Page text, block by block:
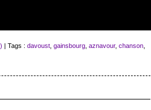
| Tags : davoust, gainsbourg, aznavour, chanson,